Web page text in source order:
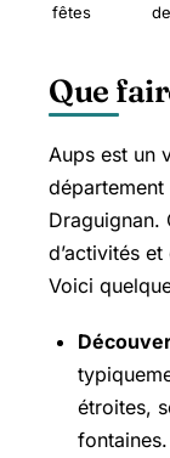
fêtes
Que
Aups est un
département
Draguignan.
d’activités
Voici
étroites,